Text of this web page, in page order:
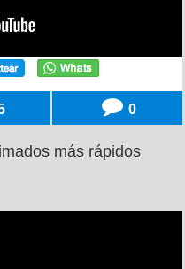
0
más rápidos